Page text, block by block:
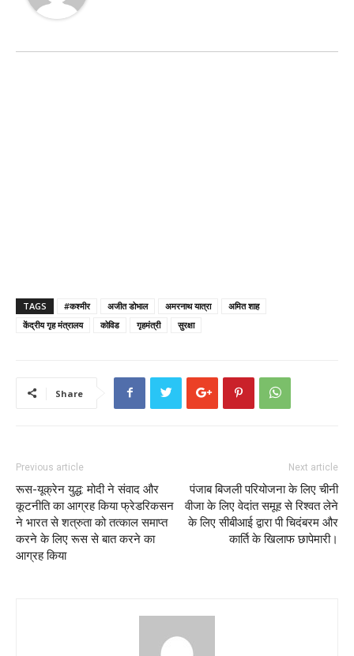
TAGS #कश्मीर अजीत डोभाल अमरनाथ यात्रा
अमित शाह
केंद्रीय गृह मंत्रालय
कोविड गृहमंत्री सुरक्षा
Share
Previous article
रूस-यूक्रेन युद्ध: मोदी ने संवाद और
कूटनीति का आग्रह किया फ्रेडरिकसन
ने भारत से शत्रुता को तत्काल समाप्त
करने के लिए रूस से बात करने का
आग्रह किया
Next article
पंजाब बिजली परियोजना के लिए चीनी
वीजा के लिए वेदांत समूह से रिश्वत लेने
के लिए सीबीआई द्वारा पी चिदंबरम और
कार्ति के खिलाफ छापेमारी।